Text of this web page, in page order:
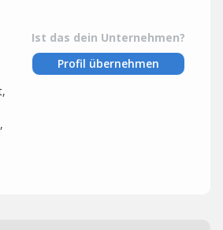
Ist das dein Unternehmen?
Profil übernehmen